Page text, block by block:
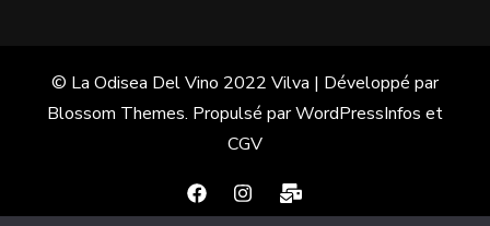
© La Odisea Del Vino 2022 Vilva | Développé par
Blossom Themes. Propulsé parWordPressInfos et
CGV